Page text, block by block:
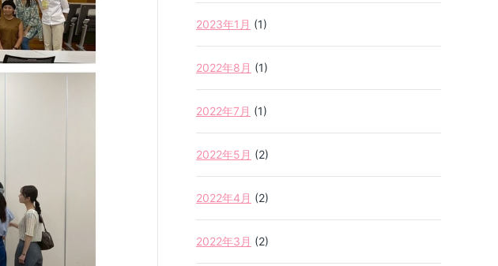
2023年1月 (1)
2022年8月 (1)
2022年7月 (1)
2022年5月 (2)
2022年4月 (2)
2022年3月 (2)